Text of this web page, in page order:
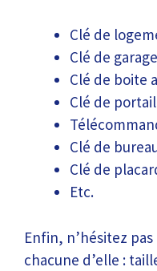
Clé de
Clé de garage
Clé de boite
Clé de portail
Clé de
Clé de
Etc.
Enfin, n’hésitez
chacune d’elle :